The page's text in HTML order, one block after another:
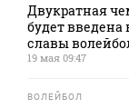
Двукратная
будет
славы
19 мая 09:47
ВОЛЕЙБОЛ